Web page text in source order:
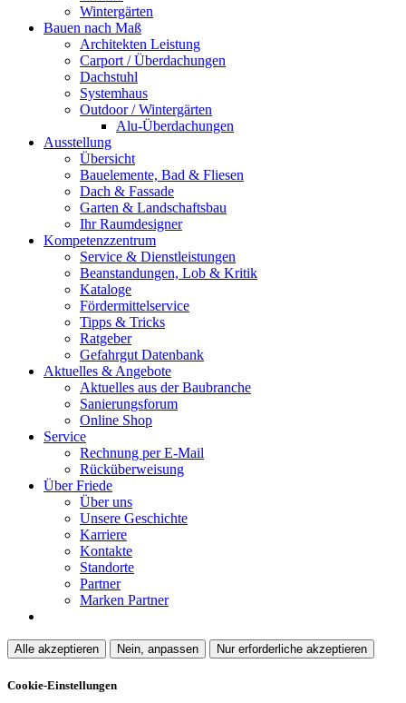
Wintergärten
Bauen nach Maß
Architekten Leistung
Carport / Überdachungen
Dachstuhl
Systemhaus
Outdoor / Wintergärten
Alu-Überdachungen
Ausstellung
Übersicht
Bauelemente, Bad & Fliesen
Dach & Fassade
Garten & Landschaftsbau
Ihr Raumdesigner
Kompetenzzentrum
Service & Dienstleistungen
Beanstandungen, Lob & Kritik
Kataloge
Fördermittelservice
Tipps & Tricks
Ratgeber
Gefahrgut Datenbank
Aktuelles & Angebote
Aktuelles aus der Baubranche
Sanierungsforum
Online Shop
Service
Rechnung per E-Mail
Rücküberweisung
Über Friede
Über uns
Unsere Geschichte
Karriere
Kontakte
Standorte
Partner
Marken Partner
Alle akzeptieren Nein, anpassen Nur erforderliche akzeptieren
Cookie-Einstellungen